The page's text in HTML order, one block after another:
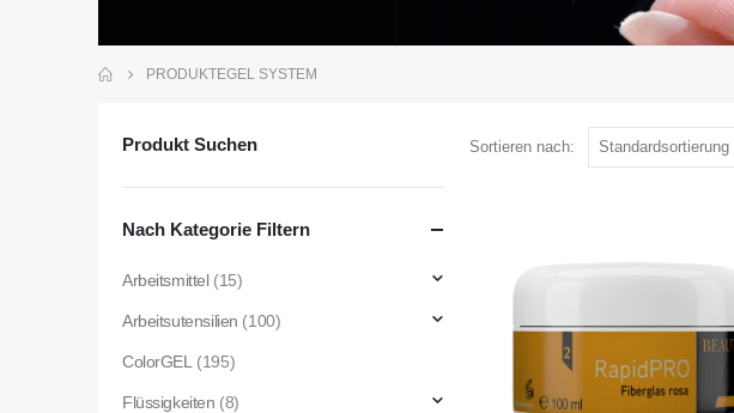
PRODUKTEGEL SYSTEM
Sortieren nach:
Produkt Suchen
Nach Kategorie Filtern
Arbeitsmittel (15)
Arbeitsutensilien (100)
ColorGEL (195)
Flüssigkeiten (8)